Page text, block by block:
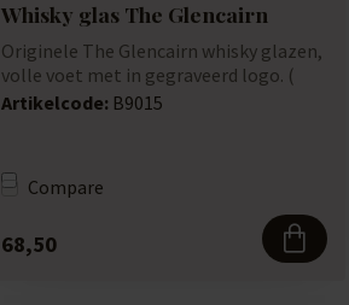
Whisky glas The Glencairn
Originele The Glencairn whisky glazen,
volle voet met in gegraveerd logo. (
bode...
Artikelcode: B9015
Compare
68,50